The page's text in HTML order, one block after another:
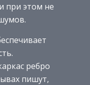
при этом не
ребро
пишут,